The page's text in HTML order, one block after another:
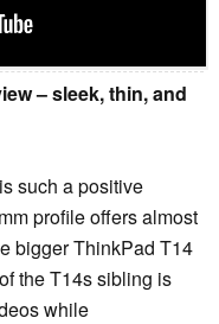
– sleek, thin, and
such a positive
profile offers almost
bigger ThinkPad T14
the T14s sibling is
while